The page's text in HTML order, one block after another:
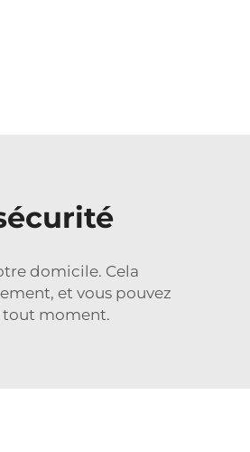
domicile. Cela
et vous pouvez
tout moment.